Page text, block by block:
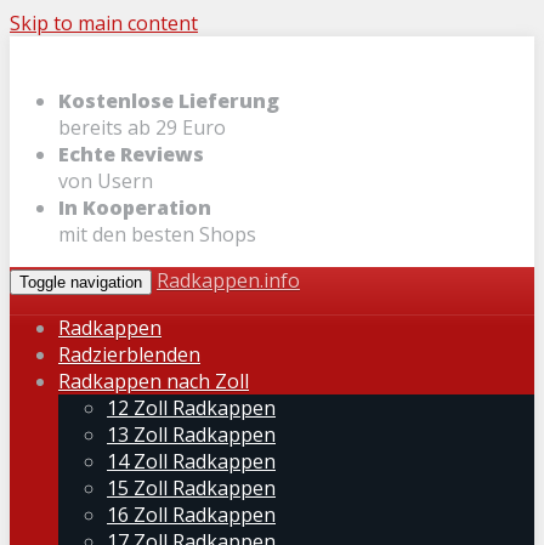
Skip to main content
Kostenlose Lieferung
bereits ab 29 Euro
Echte Reviews
von Usern
In Kooperation
mit den besten Shops
Toggle navigation
Radkappen.info
Radkappen
Radzierblenden
Radkappen nach Zoll
12 Zoll Radkappen
13 Zoll Radkappen
14 Zoll Radkappen
15 Zoll Radkappen
16 Zoll Radkappen